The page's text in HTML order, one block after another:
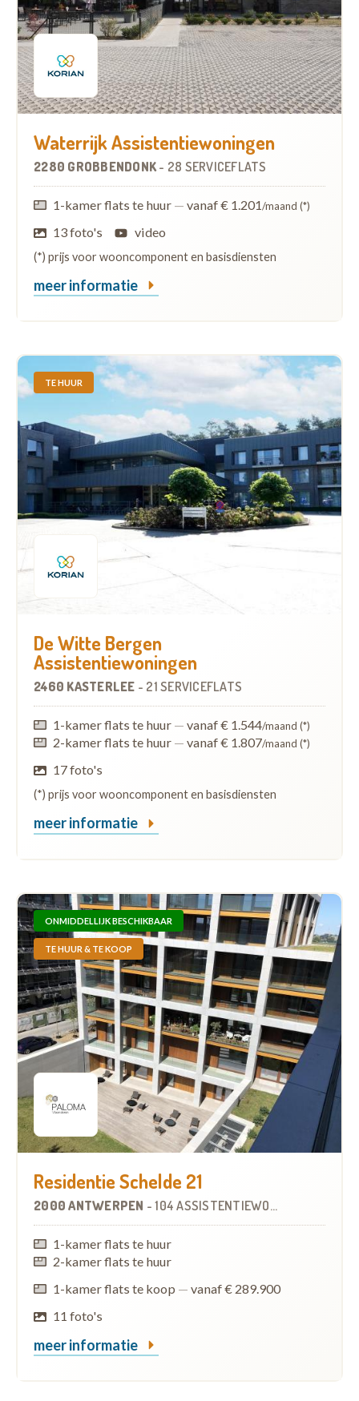
Waterrijk Assistentiewoningen
2280 GROBBENDONK- 28 SERVICEFLATS
1-kamer flats te huur — vanaf € 1.201/maand (*)
13 foto's video
(*) prijs voor wooncomponent en basisdiensten
meer informatie
TE HUUR
De Witte Bergen
Assistentiewoningen
2460 KASTERLEE - 21 SERVICEFLATS
1-kamer flats te huur — vanaf € 1.544/maand (*)
2-kamer flats te huur — vanaf € 1.807/maand (*)
17 foto's
(*) prijs voor wooncomponent en basisdiensten
meer informatie
ONMIDDELLIJK BESCHIKBAAR
TE HUUR & TE KOOP
Residentie Schelde 21
2000 ANTWERPEN -104 ASSISTENTIEWONINGEN
1-kamer flats te huur
2-kamer flats te huur
1-kamer flats te koop — vanaf € 289.900
11 foto's
meer informatie